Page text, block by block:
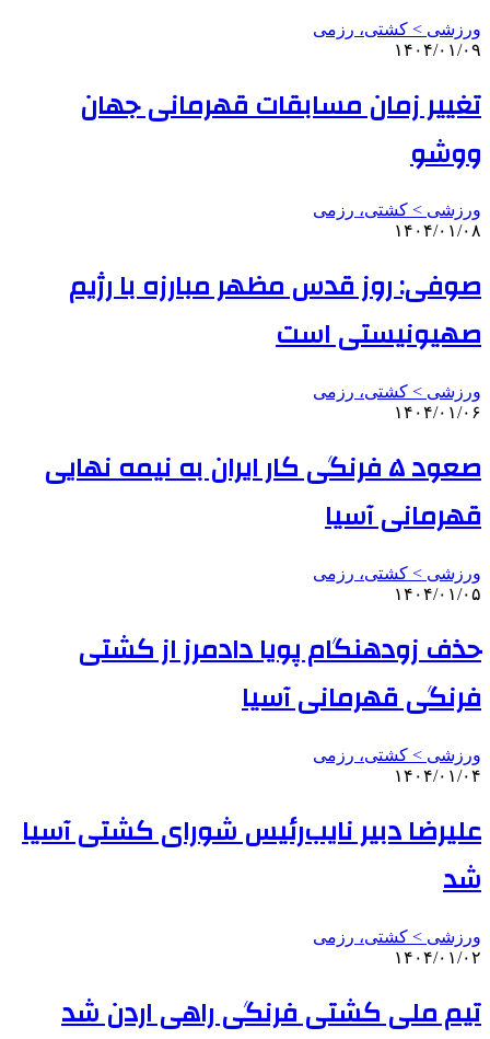
ورزشی > کشتی، رزمی
۱۴۰۴/۰۱/۰۹
تغییر زمان مسابقات قهرمانی جهان
ووشو
ورزشی > کشتی، رزمی
۱۴۰۴/۰۱/۰۸
صوفی: روز قدس مظهر مبارزه با رژیم
صهیونیستی است
ورزشی > کشتی، رزمی
۱۴۰۴/۰۱/۰۶
صعود ۵ فرنگی کار ایران به نیمه نهایی
قهرمانی آسیا
ورزشی > کشتی، رزمی
۱۴۰۴/۰۱/۰۵
حذف زودهنگام پویا دادمرز از کشتی
فرنگی قهرمانی آسیا
ورزشی > کشتی، رزمی
۱۴۰۴/۰۱/۰۴
علیرضا دبیر نایب‌رئیس شورای کشتی آسیا
شد
ورزشی > کشتی، رزمی
۱۴۰۴/۰۱/۰۲
تیم ملی کشتی فرنگی راهی اردن شد